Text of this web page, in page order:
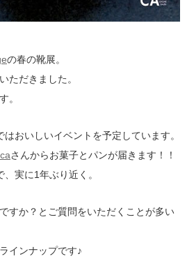
の春の靴展。
ただきました。
。
おいしいイベントを予定しています。
さんからお菓子とパンが届きます！！
実に1年ぶり近く。
すか？とご質問をいただくことが多い
インナップです♪